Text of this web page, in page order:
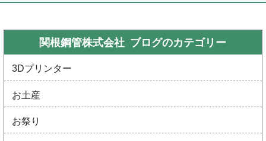
関根鋼管株式会社 ブログのカテゴリー
3Dプリンター
お土産
お祭り